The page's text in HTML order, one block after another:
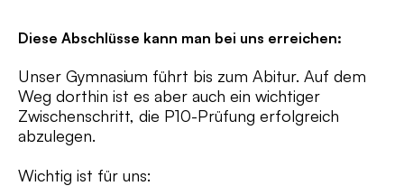
Diese Abschlüsse kann man bei uns erreichen:
Unser Gymnasium führt bis zum Abitur. Auf dem
Weg dorthin ist es aber auch ein wichtiger
Zwischenschritt, die P10-Prüfung erfolgreich
abzulegen.
Wichtig ist für uns: